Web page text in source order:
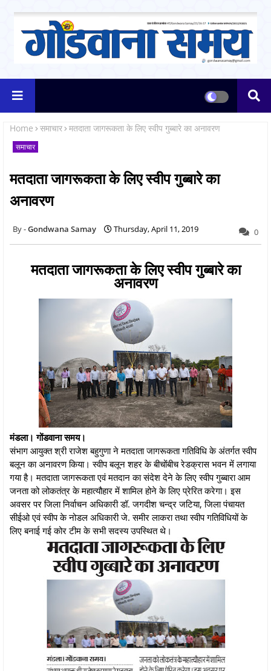
Home समाचार मतदाता जागरूकता के लिए स्वीप गुब्बारे का अनावरण
समाचार
मतदाता जागरूकता के लिए स्वीप गुब्बारे का
अनावरण
Gondwana Samay Thursday, April 11, 2019 0
मतदाता जागरूकता के लिए स्वीप गुब्बारे का
अनावरण
मंडला। गोंडवाना समय।
संभाग आयुक्त श्री राजेश बहुगुणा ने मतदाता जागरूकता गतिविधि के अंतर्गत स्वीप
बलून का अनावरण किया। स्वीप बलून शहर के बीचोंबीच रेडक्रास भवन में लगाया
गया है। मतदाता जागरूकता एवं मतदान का संदेश देने के लिए स्वीप गुब्बारा आम
जनता को लोकतंत्र के महात्यौहार में शामिल होने के लिए प्रेरित करेगा। इस
अवसर पर जिला निर्वाचन अधिकारी डॉ. जगदीश चन्द्र जटिया, जिला पंचायत
सीईओ एवं स्वीप के नोडल अधिकारी जे. समीर लाकरा तथा स्वीप गतिविधियों के
लिए बनाई गई कोर टीम के सभी सदस्य उपस्थित थे।